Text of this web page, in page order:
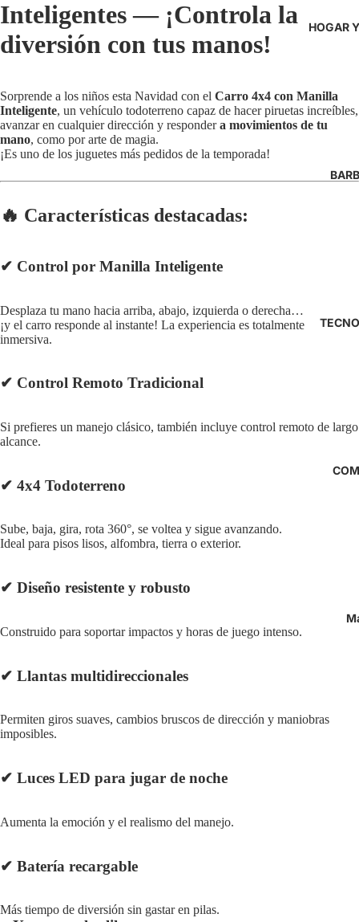
HOGAR
Inteligentes — ¡Controla la
diversión con tus manos!
Sorprende a los niños esta Navidad con el Carro 4x4 con Manilla
Inteligente, un vehículo todoterreno capaz de hacer piruetas increíbles,
avanzar en cualquier dirección y respondera movimientos de tu
mano, como por arte de magia.
¡Es uno de los juguetes más pedidos de la temporada!
🔥 Características destacadas:
✔ Control por Manilla Inteligente
Desplaza tu mano hacia arriba, abajo, izquierda o derecha…
¡y el carro responde al instante! La experiencia es totalmente
inmersiva.
✔ Control Remoto Tradicional
Si prefieres un manejo clásico, también incluye control remoto de largo
alcance.
✔ 4x4 Todoterreno
Sube, baja, gira, rota 360°, se voltea y sigue avanzando.
Ideal para pisos lisos, alfombra, tierra o exterior.
✔ Diseño resistente y robusto
Construido para soportar impactos y horas de juego intenso.
✔ Llantas multidireccionales
Permiten giros suaves, cambios bruscos de dirección y maniobras
imposibles.
✔ Luces LED para jugar de noche
Aumenta la emoción y el realismo del manejo.
✔ Batería recargable
Más tiempo de diversión sin gastar en pilas.
Política de reembolso
Términos del servicio